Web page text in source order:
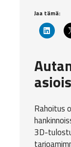
Jaa tämä:
Rahoitus
3D-